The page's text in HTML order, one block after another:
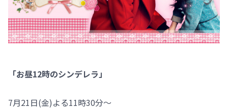
「お昼12時のシンデレラ」
7月21日(金)よる11時30分～